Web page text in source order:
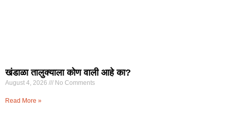
खंडाळा तालुक्याला कोण वाली आहे का?
August 4, 2026 No Comments
Read More »